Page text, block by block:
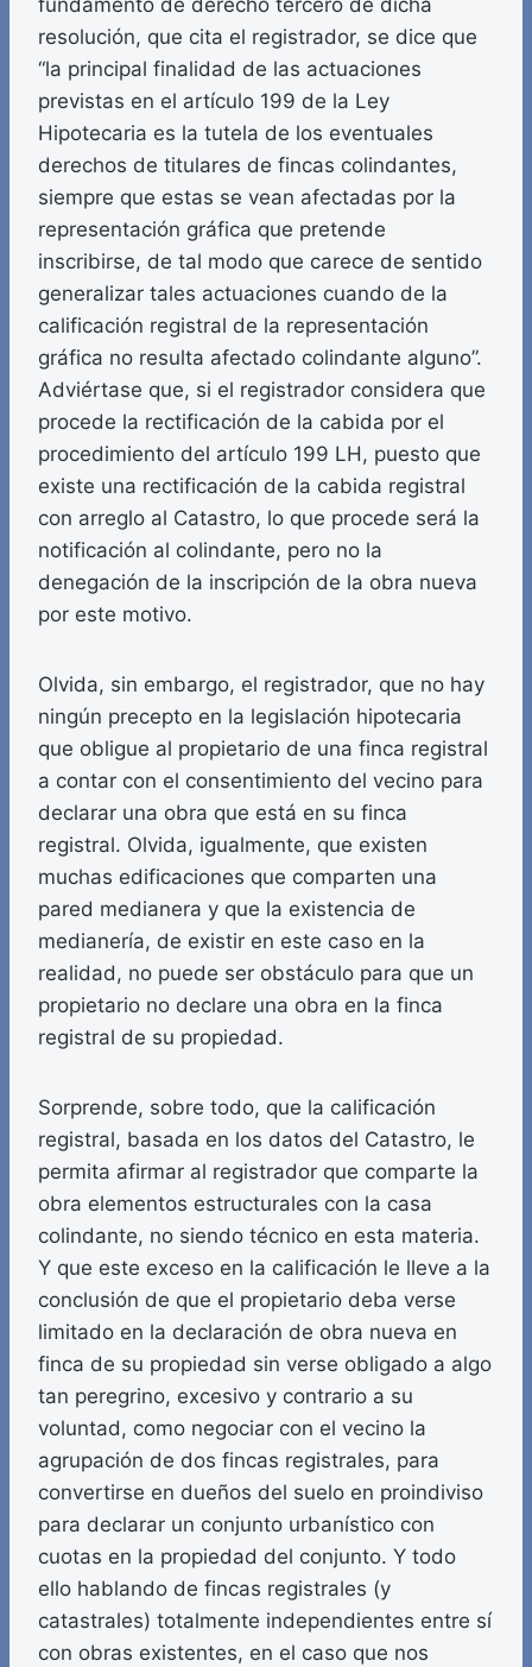
fundamento de derecho tercero de dicha
resolución, que cita el registrador, se dice que
“la principal finalidad de las actuaciones
previstas en el artículo 199 de la Ley
Hipotecaria es la tutela de los eventuales
derechos de titulares de fincas colindantes,
siempre que estas se vean afectadas por la
representación gráfica que pretende
inscribirse, de tal modo que carece de sentido
generalizar tales actuaciones cuando de la
calificación registral de la representación
gráfica no resulta afectado colindante alguno”.
Adviértase que, si el registrador considera que
procede la rectificación de la cabida por el
procedimiento del artículo 199 LH, puesto que
existe una rectificación de la cabida registral
con arreglo al Catastro, lo que procede será la
notificación al colindante, pero no la
denegación de la inscripción de la obra nueva
por este motivo.
Olvida, sin embargo, el registrador, que no hay
ningún precepto en la legislación hipotecaria
que obligue al propietario de una finca registral
a contar con el consentimiento del vecino para
declarar una obra que está en su finca
registral. Olvida, igualmente, que existen
muchas edificaciones que comparten una
pared medianera y que la existencia de
medianería, de existir en este caso en la
realidad, no puede ser obstáculo para que un
propietario no declare una obra en la finca
registral de su propiedad.
Sorprende, sobre todo, que la calificación
registral, basada en los datos del Catastro, le
permita afirmar al registrador que comparte la
obra elementos estructurales con la casa
colindante, no siendo técnico en esta materia.
Y que este exceso en la calificación le lleve a la
conclusión de que el propietario deba verse
limitado en la declaración de obra nueva en
finca de su propiedad sin verse obligado a algo
tan peregrino, excesivo y contrario a su
voluntad, como negociar con el vecino la
agrupación de dos fincas registrales, para
convertirse en dueños del suelo en proindiviso
para declarar un conjunto urbanístico con
cuotas en la propiedad del conjunto. Y todo
ello hablando de fincas registrales (y
catastrales) totalmente independientes entre sí
con obras existentes, en el caso que nos